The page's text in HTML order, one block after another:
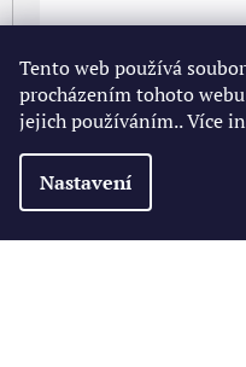
Tento web používá
procházením tohoto
jejich používáním.. Více
Nastavení